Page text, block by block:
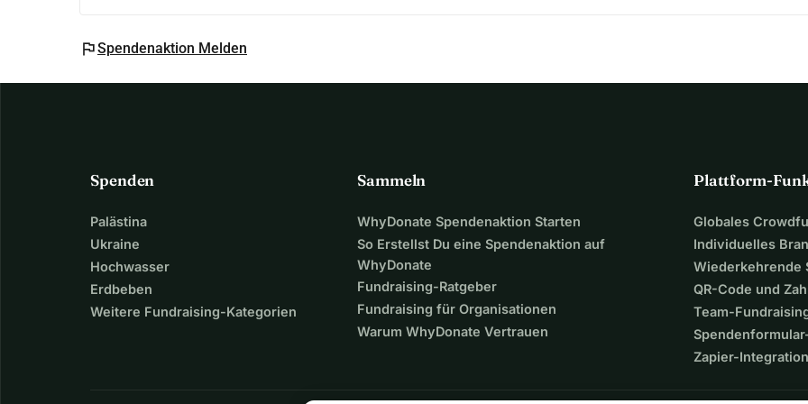
flagSpendenaktion Melden
Spenden
Palästina
Ukraine
Hochwasser
Erdbeben
Weitere Fundraising-Kategorien
Sammeln
WhyDonate Spendenaktion Starten
So Erstellst Du eine Spendenaktion auf
WhyDonate
Fundraising-Ratgeber
Fundraising für Organisationen
Warum WhyDonate Vertrauen
Plattform-
Globales
Individuelles
Wiederkehrende
QR-Code und
Team-
Zapier-Integration